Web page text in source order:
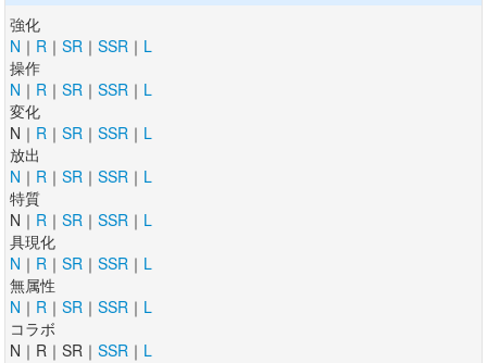
強化
N ｜ R ｜ SR ｜ SSR ｜ L
操作
N ｜ R ｜ SR ｜ SSR ｜ L
変化
N｜ R ｜ SR ｜ SSR ｜ L
放出
N ｜ R ｜ SR ｜ SSR ｜ L
特質
N｜ R ｜ SR ｜ SSR ｜ L
具現化
N ｜ R ｜ SR ｜ SSR ｜ L
無属性
N ｜ R ｜ SR ｜ SSR ｜ L
コラボ
N｜R｜SR｜ SSR ｜ L